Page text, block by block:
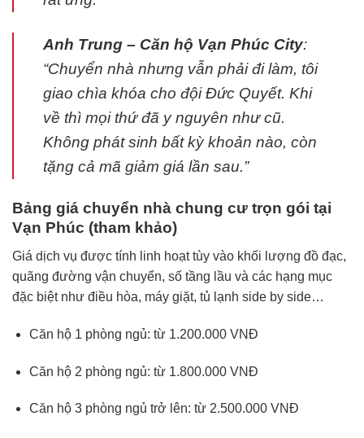
Anh Trung – Căn hộ Vạn Phúc City:
“Chuyển nhà nhưng vẫn phải đi làm, tôi
giao chìa khóa cho đội Đức Quyết. Khi
về thì mọi thứ đã y nguyên như cũ.
Không phát sinh bất kỳ khoản nào, còn
tặng cả mã giảm giá lần sau.”
Bảng giá chuyển nhà chung cư trọn gói tại
Vạn Phúc (tham khảo)
Giá dịch vụ được tính linh hoạt tùy vào khối lượng đồ đạc,
quãng đường vận chuyển, số tầng lầu và các hạng mục
đặc biệt như điều hòa, máy giặt, tủ lạnh side by side…
Căn hộ 1 phòng ngủ: từ 1.200.000 VNĐ
Căn hộ 2 phòng ngủ: từ 1.800.000 VNĐ
Căn hộ 3 phòng ngủ trở lên: từ 2.500.000 VNĐ